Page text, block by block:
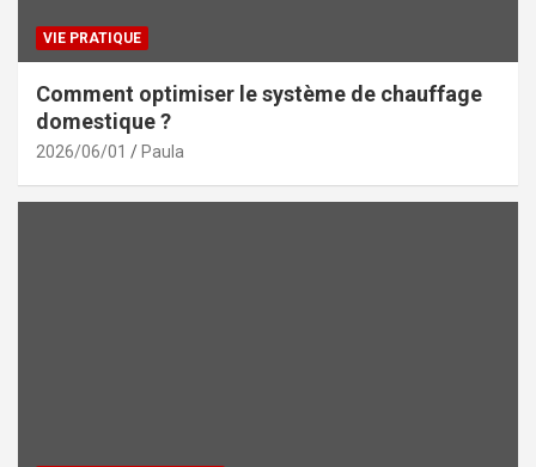
VIE PRATIQUE
Comment optimiser le système de chauffage
domestique ?
2026/06/01 Paula